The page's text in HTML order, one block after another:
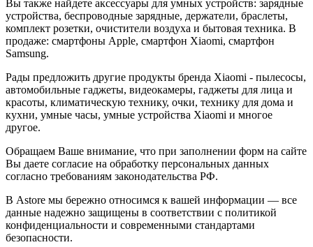
Вы также найдете аксессуары для умных устройств: зарядные
устройства, беспроводные зарядные, держатели, браслеты,
комплект розетки, очистители воздуха и бытовая техника. В
продаже: смартфоны Apple, смартфон Xiaomi, смартфон
Samsung.
Рады предложить другие продукты бренда Xiaomi - пылесосы,
автомобильные гаджеты, видеокамеры, гаджеты для лица и
красоты, климатическую технику, очки, технику для дома и
кухни, умные часы, умные устройства Xiaomi и многое
другое.
Обращаем Ваше внимание, что при заполнении форм на сайте
Вы даете согласие на обработку персональных данных
согласно требованиям законодательства РФ.
В Astore мы бережно относимся к вашей информации — все
данные надежно защищены в соответствии с политикой
конфиденциальности и современными стандартами
безопасности.